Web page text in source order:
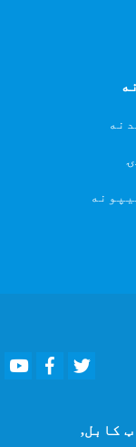
YoutubeFacebook
کابل,